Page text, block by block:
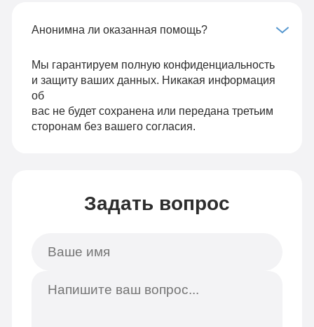
Анонимна ли оказанная помощь?
Мы гарантируем полную конфиденциальность
и защиту ваших данных. Никакая информация
об
вас не будет сохранена или передана третьим
сторонам без вашего согласия.
Задать вопрос